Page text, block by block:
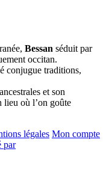
Bessan séduit par
occitan.
conjugue traditions,
et son
lieu où l’on goûte
légales Mon compte
par